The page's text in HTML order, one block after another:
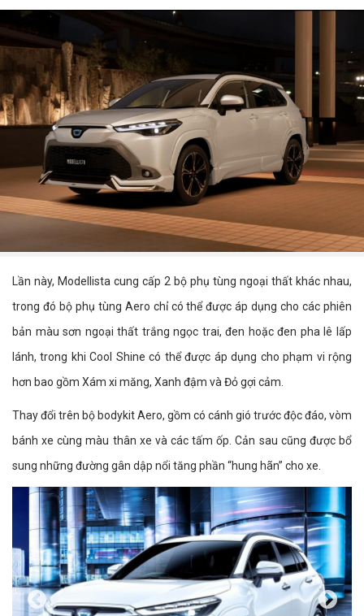
Lần này, Modellista cung cấp 2 bộ phụ tùng ngoại thất khác nhau,
trong đó bộ phụ tùng Aero chỉ có thể được áp dụng cho các phiên
bản màu sơn ngoại thất trắng ngọc trai, đen hoặc đen pha lê lấp
lánh, trong khi Cool Shine có thể được áp dụng cho phạm vi rộng
hơn bao gồm Xám xi măng, Xanh đậm và Đỏ gợi cảm.
Thay đổi trên bộ bodykit Aero, gồm có cánh gió trước độc đáo, vòm
bánh xe cùng màu thân xe và các tấm ốp. Cản sau cũng được bổ
sung những đường gân dập nổi tăng phần “hung hãn” cho xe.